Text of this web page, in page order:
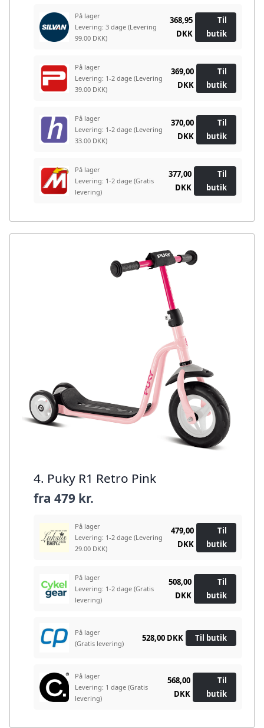
På lager
Levering: 3 dage (Levering
99.00 DKK)
368,95
DKK
Til
butik
På lager
Levering: 1-2 dage (Levering
39.00 DKK)
369,00
DKK
Til
butik
På lager
Levering: 1-2 dage (Levering
33.00 DKK)
370,00
DKK
Til
butik
På lager
Levering: 1-2 dage (Gratis
levering)
377,00
DKK
Til
butik
4. Puky R1 Retro Pink
fra 479 kr.
På lager
Levering: 1-2 dage (Levering
29.00 DKK)
479,00
DKK
Til
butik
På lager
Levering: 1-2 dage (Gratis
levering)
508,00
DKK
Til
butik
På lager
(Gratis levering)
528,00 DKK Til butik
På lager
Levering: 1 dage (Gratis
levering)
568,00
DKK
Til
butik